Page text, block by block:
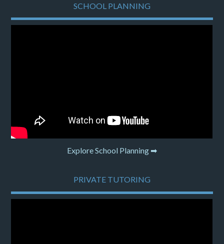
SCHOOL PLANNING
Explore School Planning ➡
PRIVATE TUTORING